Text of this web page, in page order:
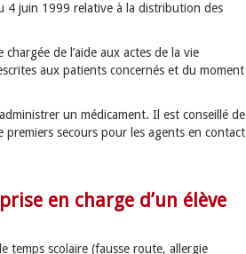
4 juin 1999 relative à la distribution des
de l’aide aux actes de la vie
aux patients concernés et du moment
un médicament. Il est conseillé de
secours pour les agents en contact
en charge d’un élève
temps scolaire (fausse route, allergie